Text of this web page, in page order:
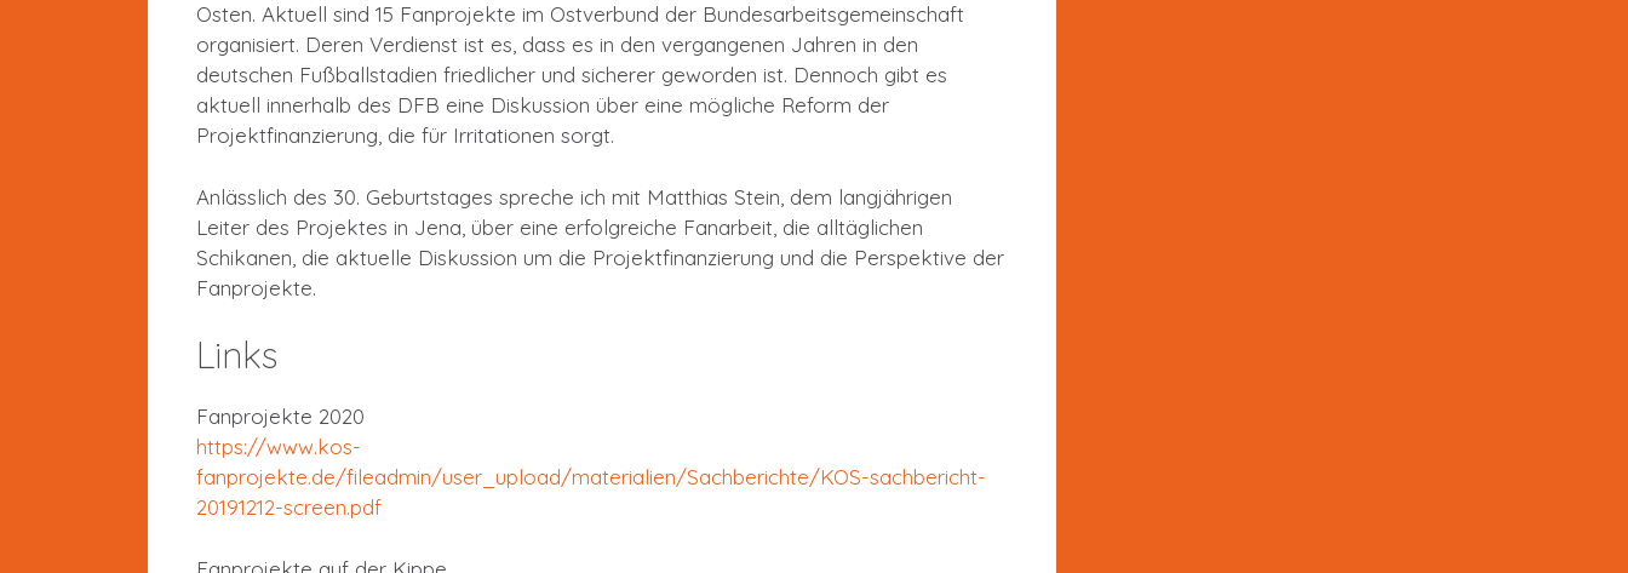
Osten. Aktuell sind 15 Fanprojekte im Ostverbund der Bundesarbeitsgemeinschaft
organisiert. Deren Verdienst ist es, dass es in den vergangenen Jahren in den
deutschen Fußballstadien friedlicher und sicherer geworden ist. Dennoch gibt es
aktuell innerhalb des DFB eine Diskussion über eine mögliche Reform der
Projektfinanzierung, die für Irritationen sorgt.
Anlässlich des 30. Geburtstages spreche ich mit Matthias Stein, dem langjährigen
Leiter des Projektes in Jena, über eine erfolgreiche Fanarbeit, die alltäglichen
Schikanen, die aktuelle Diskussion um die Projektfinanzierung und die Perspektive der
Fanprojekte.
Links
Fanprojekte 2020
https://www.kos-
fanprojekte.de/fileadmin/user_upload/materialien/Sachberichte/KOS-sachbericht-
20191212-screen.pdf